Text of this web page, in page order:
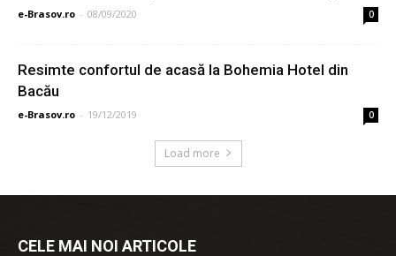
e-Brasov.ro - 08/09/2020 0
Resimte confortul de acasă la Bohemia Hotel din
Bacău
e-Brasov.ro - 19/12/2019 0
Load more
CELE MAI NOI ARTICOLE